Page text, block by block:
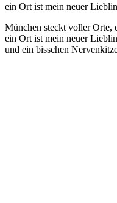
ein Ort ist mein neuer
München steckt voller Orte,
ein Ort ist mein neuer
und ein bisschen